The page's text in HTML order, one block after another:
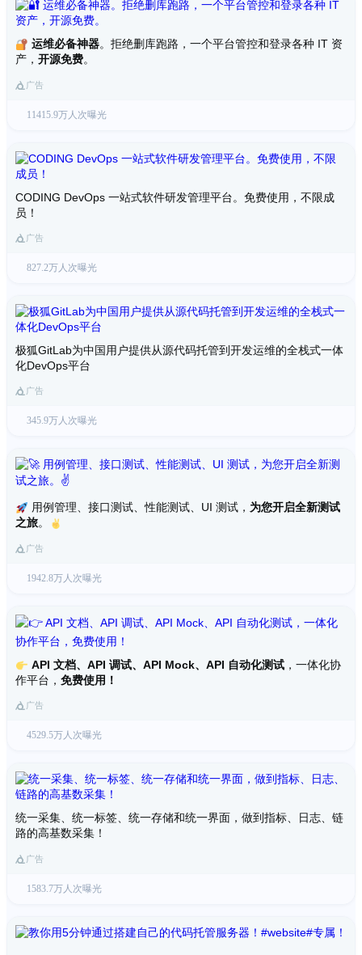
运维必备神器。拒绝删库跑路，一个平台管控和登录各种 IT 资
产， 开源免费。
广告
11415.9万人次曝光
CODING DevOps 一站式软件研发管理平台。免费使用，不限成
员！
广告
827.2万人次曝光
极狐GitLab为中国用户提供从源代码托管到开发运维的全栈式一体
化DevOps平台
广告
345.9万人次曝光
用例管理、接口测试、性能测试、UI 测试， 为您开启全新测试
之旅。
广告
1942.8万人次曝光
API 文档、API 调试、API Mock、API 自动化测试 ，一体化协
作平台， 免费使用！
广告
4529.5万人次曝光
统一采集、统一标签、统一存储和统一界面，做到指标、日志、链
路的高基数采集！
广告
1583.7万人次曝光